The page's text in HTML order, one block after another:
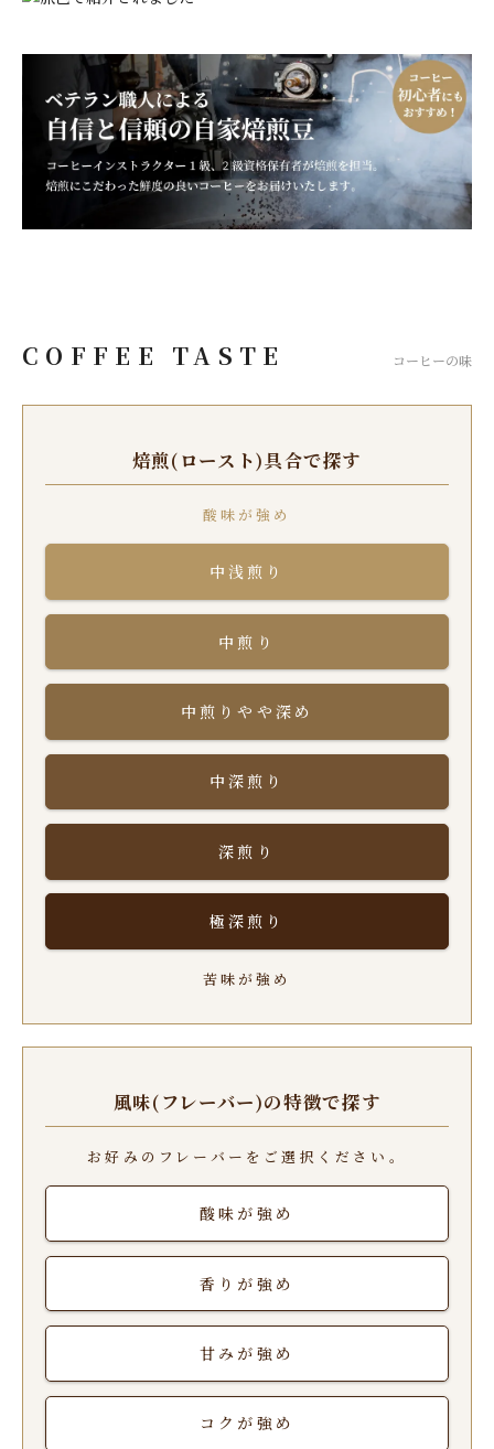
COFFEE TASTE コーヒーの味
焙煎(ロースト)具合で探す
酸味が強め
中浅煎り
中煎り
中煎りやや深め
中深煎り
深煎り
極深煎り
苦味が強め
風味(フレーバー)の特徴で探す
お好みのフレーバーをご選択ください。
酸味が強め
香りが強め
甘みが強め
コクが強め